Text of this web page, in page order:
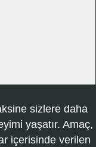
sizlere daha
yaşatır. Amaç,
içerisinde verilen